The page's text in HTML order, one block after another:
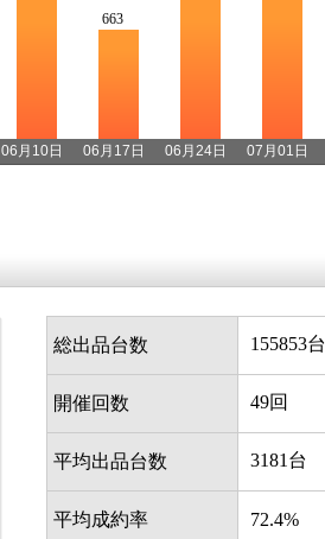
663
07月01日
06月24日
06月17日
06月10日
総出品台数 155853台
開催回数 49回
平均出品台数 3181台
平均成約率 72.4%